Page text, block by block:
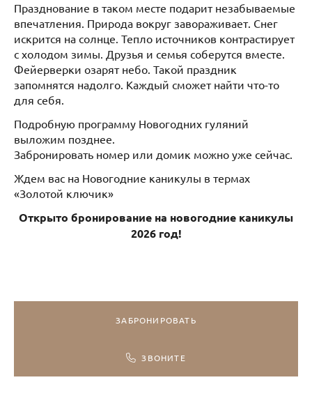
Празднование в таком месте подарит незабываемые
впечатления. Природа вокруг завораживает. Снег
искрится на солнце. Тепло источников контрастирует
с холодом зимы. Друзья и семья соберутся вместе.
Фейерверки озарят небо. Такой праздник
запомнятся надолго. Каждый сможет найти что-то
для себя.
Подробную программу Новогодних гуляний
выложим позднее.
Забронировать номер или домик можно уже сейчас.
Ждем вас на Новогодние каникулы в термах
«Золотой ключик»
Открыто бронирование на новогодние каникулы
2026 год!
ЗАБРОНИРОВАТЬ
ЗВОНИТЕ